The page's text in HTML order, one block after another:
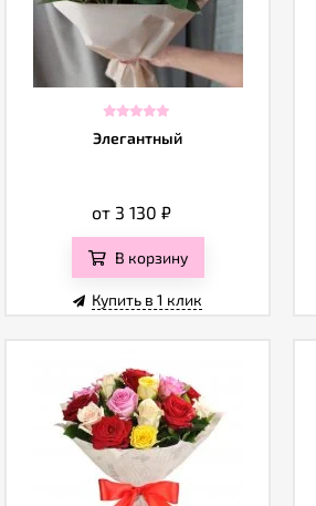
Элегантный
от 3 130 ₽
В корзину
Купить в 1 клик